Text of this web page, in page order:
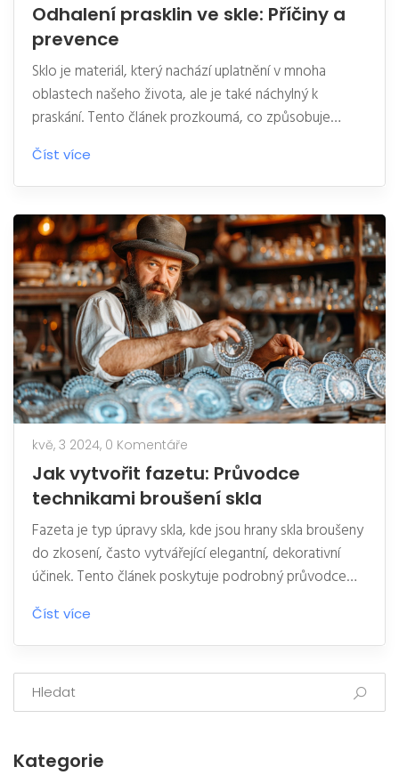
Odhalení prasklin ve skle: Příčiny a
prevence
Sklo je materiál, který nachází uplatnění v mnoha
oblastech našeho života, ale je také náchylný k
praskání. Tento článek prozkoumá, co způsobuje
praskání skla, jaké typy skla jsou na praskliny nejvíce
citlivé, a jaké kroky můžeme podniknout, aby se
minimalizovalo riziko poškození. Zjistíme také, jak
moderní technologie přispívají k posilování skla. Článek
poskytne užitečné tipy pro každodenní zacházení se
sklem, aby sloužilo co nejdéle.
Číst více
kvě, 3 2024, 0 Komentáře
Jak vytvořit fazetu: Průvodce
technikami broušení skla
Fazeta je typ úpravy skla, kde jsou hrany skla broušeny
do zkosení, často vytvářející elegantní, dekorativní
účinek. Tento článek poskytuje podrobný průvodce
různými technikami a nástroji potřebnými pro
vytvoření fazety. Také se dozvíte, jaké typy skla jsou
pro fazetování nejvhodnější a jak se postarat o
broušené sklo. Navíc, poradíme vám, jak předejít
běžným chybám, které mohou během broušení nastat.
Číst více
Kategorie